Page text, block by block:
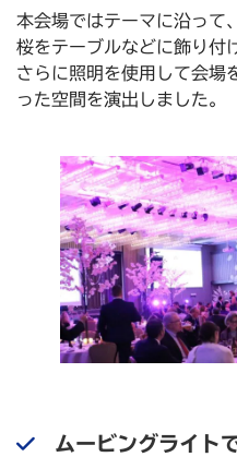
本会場ではテーマに沿って
桜をテーブルなどに飾り付
さらに照明を使用して会場
った空間を演出しました。
ムービングライト